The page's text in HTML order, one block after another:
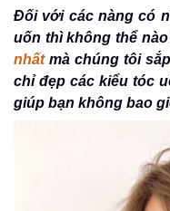
Đối với các nàng có
uốn thì không thể
nhất mà chúng tôi
chỉ đẹp các kiểu tóc
giúp bạn không bao